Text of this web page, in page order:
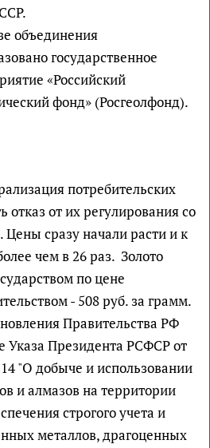
объединения
государственное
«Российский
фонд» (Росгеолфонд).
потребительских
отказ от их регулирования со
Цены сразу начали расти и к
чем в 26 раз. Золото
по цене
- 508 руб. за грамм.
Правительства РФ
Президента РСФСР от
"О добыче и использовании
и алмазов на территории
строгого учета и
металлов, драгоценных